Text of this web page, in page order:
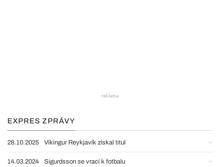
EXPRES ZPRÁVY
28.10.2025 Víkingur Reykjavík získal titul
14.03.2024 Sigurdsson se vrací k fotbalu